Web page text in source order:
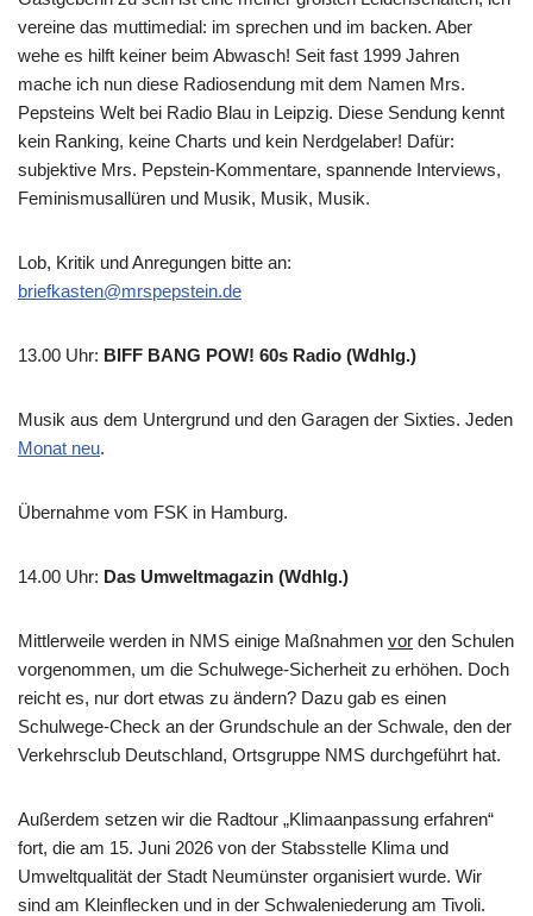
vereine das muttimedial: im sprechen und im backen. Aber
wehe es hilft keiner beim Abwasch! Seit fast 1999 Jahren
mache ich nun diese Radiosendung mit dem Namen Mrs.
Pepsteins Welt bei Radio Blau in Leipzig. Diese Sendung kennt
kein Ranking, keine Charts und kein Nerdgelaber! Dafür:
subjektive Mrs. Pepstein-Kommentare, spannende Interviews,
Feminismusallüren und Musik, Musik, Musik.
Lob, Kritik und Anregungen bitte an:
briefkasten@mrspepstein.de
13.00 Uhr: BIFF BANG POW! 60s Radio (Wdhlg.)
Musik aus dem Untergrund und den Garagen der Sixties. Jeden
Monat neu.
Übernahme vom FSK in Hamburg.
14.00 Uhr: Das Umweltmagazin (Wdhlg.)
Mittlerweile werden in NMS einige Maßnahmen vor den Schulen
vorgenommen, um die Schulwege-Sicherheit zu erhöhen. Doch
reicht es, nur dort etwas zu ändern? Dazu gab es einen
Schulwege-Check an der Grundschule an der Schwale, den der
Verkehrsclub Deutschland, Ortsgruppe NMS durchgeführt hat.
Außerdem setzen wir die Radtour „Klimaanpassung erfahren“
fort, die am 15. Juni 2026 von der Stabsstelle Klima und
Umweltqualität der Stadt Neumünster organisiert wurde. Wir
sind am Kleinflecken und in der Schwaleniederung am Tivoli.